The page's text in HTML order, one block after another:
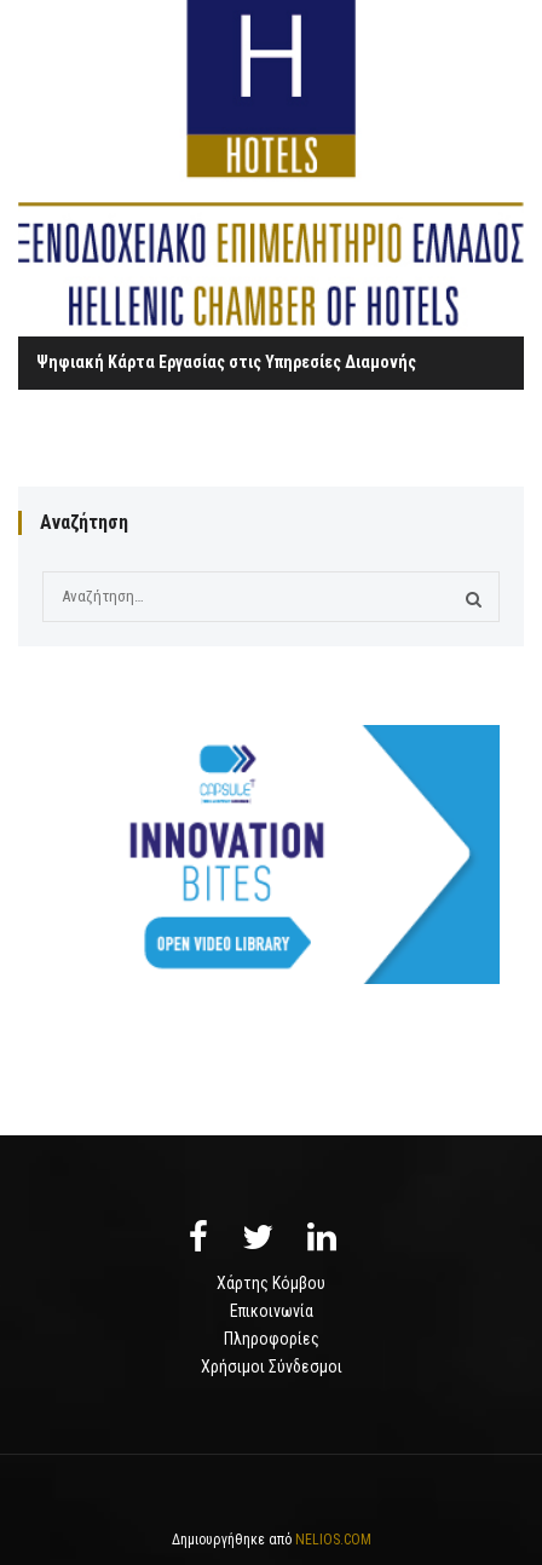
Ψηφιακή Κάρτα Εργασίας στις Υπηρεσίες Διαμονής
Αναζήτηση
Χάρτης Κόμβου
Επικοινωνία
Πληροφορίες
Χρήσιμοι Σύνδεσμοι
Δημιουργήθηκε από NELIOS.COM